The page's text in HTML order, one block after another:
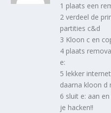
1 plaats een
2 verdeel de
partities c&d
3 Kloon c en
4 plaats
e:
5 lekker
daarna kloon d
6 sluit e: aan
je hacken!!